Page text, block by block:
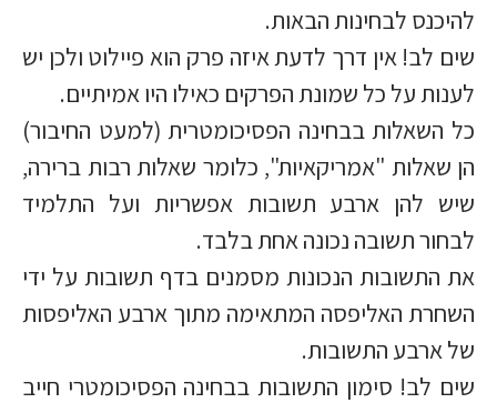
להיכנס לבחינות הבאות.
שים לב! אין דרך לדעת איזה פרק הוא פיילוט ולכן יש
לענות על כל שמונת הפרקים כאילו היו אמיתיים.
כל השאלות בבחינה הפסיכומטרית (למעט החיבור)
הן שאלות "אמריקאיות", כלומר שאלות רבות ברירה,
שיש להן ארבע תשובות אפשריות ועל התלמיד
לבחור תשובה נכונה אחת בלבד.
את התשובות הנכונות מסמנים בדף תשובות על ידי
השחרת האליפסה המתאימה מתוך ארבע האליפסות
של ארבע התשובות.
שים לב! סימון התשובות בבחינה הפסיכומטרי חייב